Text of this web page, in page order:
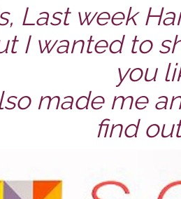
Last week
I wanted to
you
made me
find